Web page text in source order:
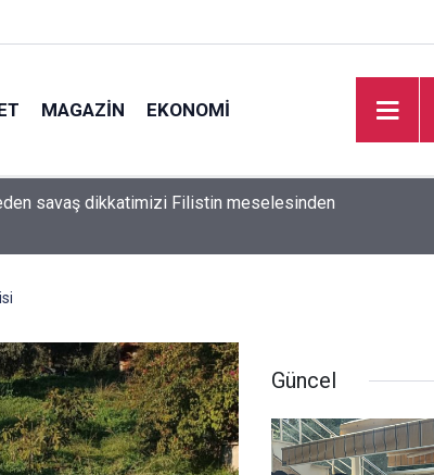
MAGAZIN EKONOMI
savaş dikkatimizi Filistin meselesinden
Güncel